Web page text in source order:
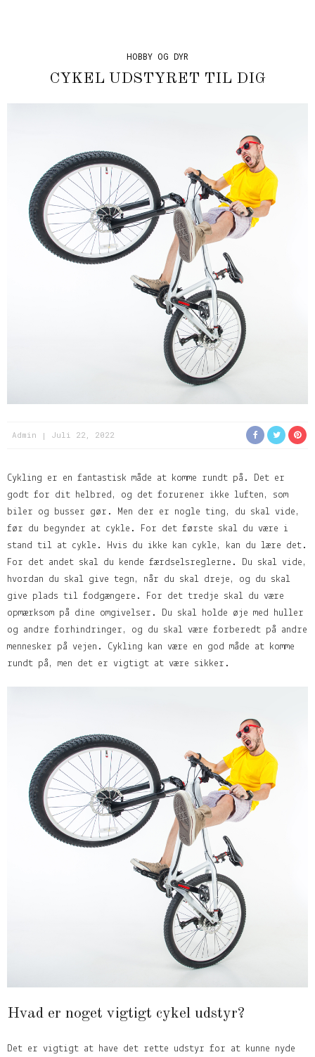
HOBBY OG DYR
CYKEL UDSTYRET TIL DIG
Admin Juli 22, 2022
Cykling er en fantastisk måde at komme rundt på. Det er
godt for dit helbred, og det forurener ikke luften, som
biler og busser gør. Men der er nogle ting, du skal vide,
før du begynder at cykle. For det første skal du være i
stand til at cykle. Hvis du ikke kan cykle, kan du lære det.
For det andet skal du kende færdselsreglerne. Du skal vide,
hvordan du skal give tegn, når du skal dreje, og du skal
give plads til fodgængere. For det tredje skal du være
opmærksom på dine omgivelser. Du skal holde øje med huller
og andre forhindringer, og du skal være forberedt på andre
mennesker på vejen. Cykling kan være en god måde at komme
rundt på, men det er vigtigt at være sikker.
Hvad er noget vigtigt cykel udstyr?
Det er vigtigt at have det rette udstyr for at kunne nyde